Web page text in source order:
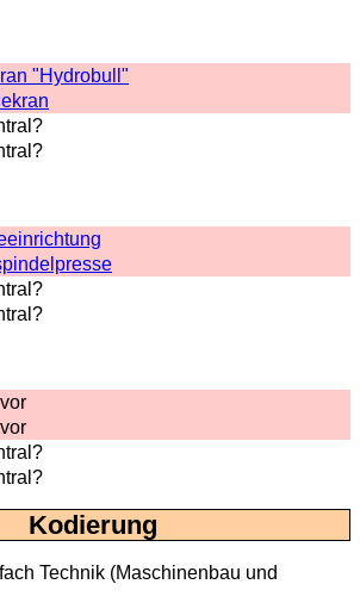
"Hydrobull"
Kodierung
Technik (Maschinenbau und